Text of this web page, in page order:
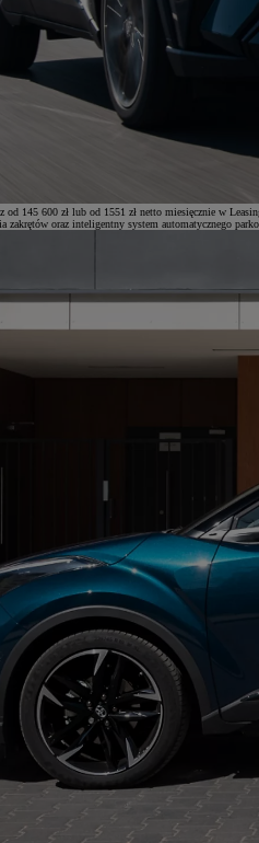
145 600 zł lub od 1551 zł netto miesięcznie w
oraz inteligentny system automatycznego